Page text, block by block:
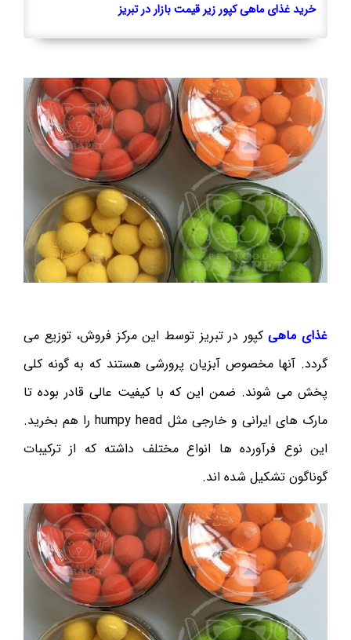
خرید غذای ماهی کپور زیر قیمت بازار در تبریز
غذای ماهیکپور در تبریز توسط این مرکز فروش، توزیع می
گردد. آنها مخصوص آبزیان پرورشی هستند که به گونه کلی
پخش می شوند. ضمن این که با کیفیت عالی قادر بوده تا
مارک های ایرانی و خارجی مثل humpy head را هم بخرید.
این نوع فرآورده ها انواع مختلف داشته که از ترکیبات
گوناگون تشکیل شده اند.